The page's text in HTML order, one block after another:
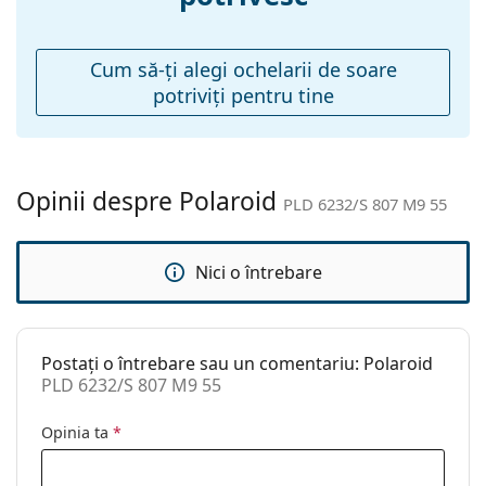
Balama flexibilă:
Nu
curățat:
Altele
Unisex
Categorie:
Ochelari de soare
Brand:
Polaroid
Utilizare:
Modă
Cum să-ţi alegi ochelarii de soare
potriviţi pentru tine
Opinii despre Polaroid PLD 6232/S 807 M9 55
Nici o întrebare
Postați o întrebare sau un comentariu: Polaroid
PLD 6232/S 807 M9 55
Opinia ta *